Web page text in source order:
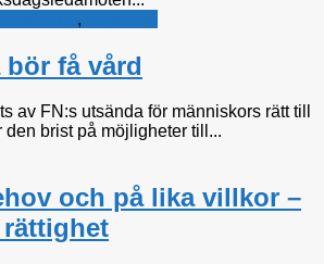
,
få vård
av FN:s utsända för människors rätt till
den brist på möjligheter till...
och på lika villkor –